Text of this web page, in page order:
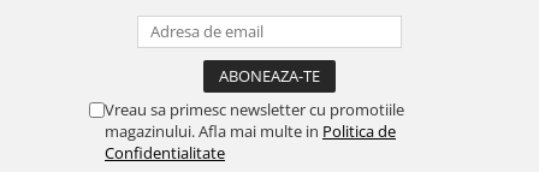
Vreau sa primesc newsletter cu promotiile
magazinului. Afla mai multe in Politica de
Confidentialitate